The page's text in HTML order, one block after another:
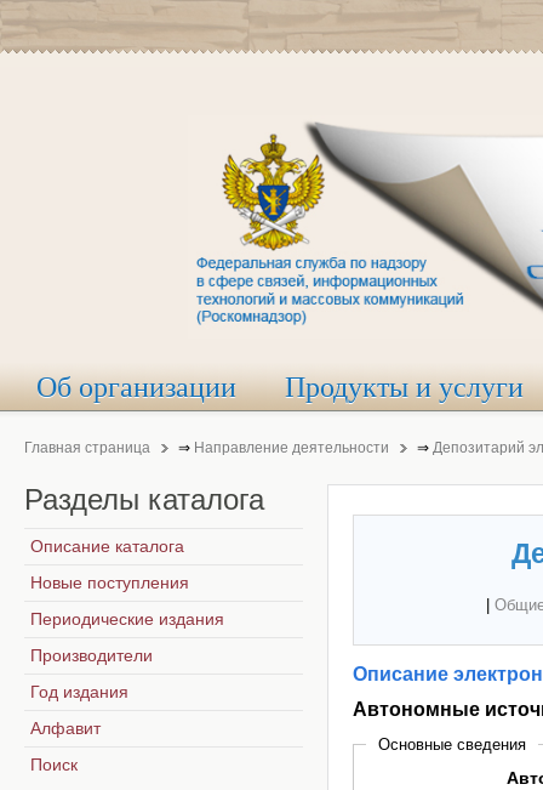
Об организации Продукты и услуги
Главная страница ⇒ Направление деятельности ⇒ Депозитарий
Описание
Автономные
Основные сведения
Разделы каталога
Описание каталога
Новые поступления
Периодические издания
Производители
Год издания
Алфавит
Поиск